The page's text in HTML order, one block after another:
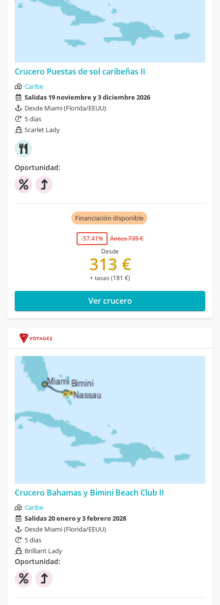
Crucero Puestas de sol caribeñas II
Caribe
Salidas 19 noviembre y 3 diciembre 2026
Desde Miami (Florida/EEUU)
5 días
Scarlet Lady
Oportunidad:
Financiación disponible
-57.41%
Antes 735 €
Desde
313 €
+ tasas (181 €)
Ver crucero
Crucero Bahamas y Bimini Beach Club II
Caribe
Salidas 20 enero y 3 febrero 2028
Desde Miami (Florida/EEUU)
5 días
Brilliant Lady
Oportunidad: